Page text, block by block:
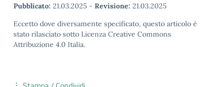
Pubblicato: 21.03.2025 - Revisione: 21.03.2025
Eccetto dove diversamente specificato, questo articolo è
stato rilasciato sotto Licenza Creative Commons
Attribuzione 4.0 Italia.